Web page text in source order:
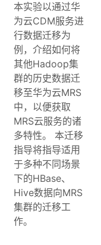
本实验以通过华
为云CDM服务进
行数据迁移为
例，介绍如何将
其他Hadoop集
群的历史数据迁
移至华为云MRS
中，以便获取
MRS云服务的诸
多特性。 本迁移
指导将指导适用
于多种不同场景
下的HBase、
Hive数据向MRS
集群的迁移工
作。